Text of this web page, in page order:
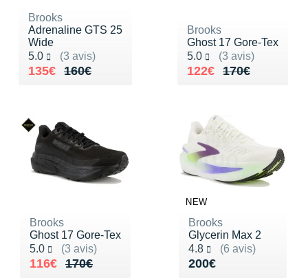
Brooks
Adrenaline GTS 25
Wide
5.0
(3 avis)
Noté 5.0 sur 5
160€
Au lieu de 160€
135€
Vendu 135€
Brooks
Ghost 17 Gore-Tex
5.0
(3 avis)
Noté 5.0 sur 5
170€
Au lieu de 170€
122€
Vendu 122€
Brooks
Ghost 17 Gore-Tex
5.0
(3 avis)
Noté 5.0 sur 5
170€
Au lieu de 170€
116€
Vendu 116€
NEW
Brooks
Glycerin Max 2
4.8
(6 avis)
Noté 4.8 sur 5
200€
Vendu 200€